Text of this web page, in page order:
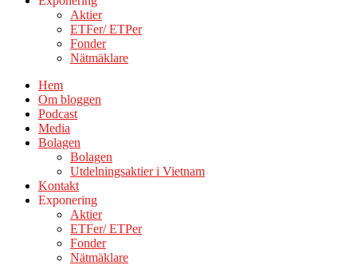
Aktier
ETFer/ ETPer
Fonder
Nätmäklare
Hem
Om bloggen
Podcast
Media
Bolagen
Bolagen
Utdelningsaktier i Vietnam
Kontakt
Exponering
Aktier
ETFer/ ETPer
Fonder
Nätmäklare